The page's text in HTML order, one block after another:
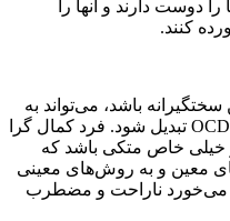
دوست دارند و آنها را
کنند.
باشد، می‌تواند به
وسواس مانند وسواس فکری عملی OCD تبدیل شود. فرد کمال گرا
خیلی خاص متکی باشد که
معین و به روش‌های معینی
می‌خورد ناراحت و مضطرب